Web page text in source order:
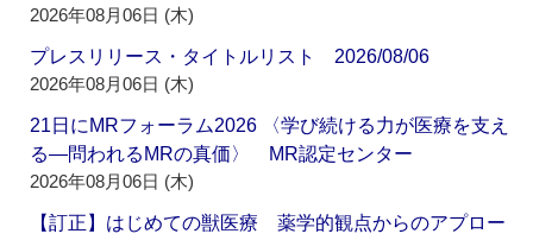
2026年08月06日 (木)
プレスリリース・タイトルリスト 2026/08/06
2026年08月06日 (木)
21日にMRフォーラム2026 〈学び続ける力が医療を支え
る―問われるMRの真価〉 MR認定センター
2026年08月06日 (木)
【訂正】はじめての獣医療 薬学的観点からのアプロー